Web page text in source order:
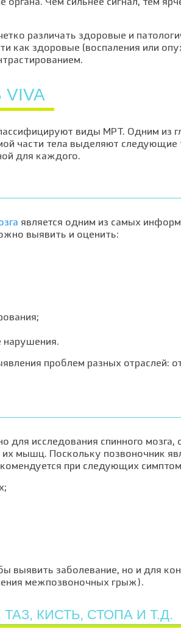
Чем сильнее сигнал, тем
различать здоровые и
как здоровые (воспаления или
виды МРТ. Одним из
части тела выделяют
для каждого.
является одним из самых
выявить и оценить:
нарушения.
проблем разных отраслей:
для исследования спинного мозга,
мышц. Поскольку позвоночник
при следующих
выявить заболевание, но и для
межпозвоночных грыж).
КИСТЬ, СТОПА И Т.Д.